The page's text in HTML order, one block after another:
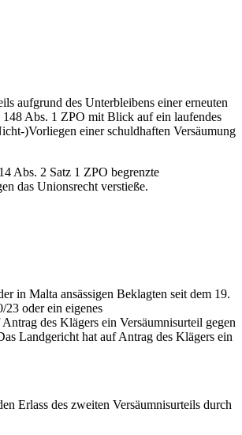
aufgrund des Unterbleibens einer erneuten
Abs. 1 ZPO mit Blick auf ein laufendes
)Vorliegen einer schuldhaften Versäumung
Abs. 2 Satz 1 ZPO begrenzte
das Unionsrecht verstieße.
Malta ansässigen Beklagten seit dem 19.
23 oder ein eigenes
des Klägers ein Versäumnisurteil gegen
Landgericht hat auf Antrag des Klägers ein
Erlass des zweiten Versäumnisurteils durch